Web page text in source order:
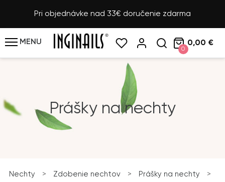
Pri objednávke nad 33€ doručenie zdarma
MENU
0
0,00 €
Prášky na nechty
Nechty > Zdobenie nechtov > Prášky na nechty
>